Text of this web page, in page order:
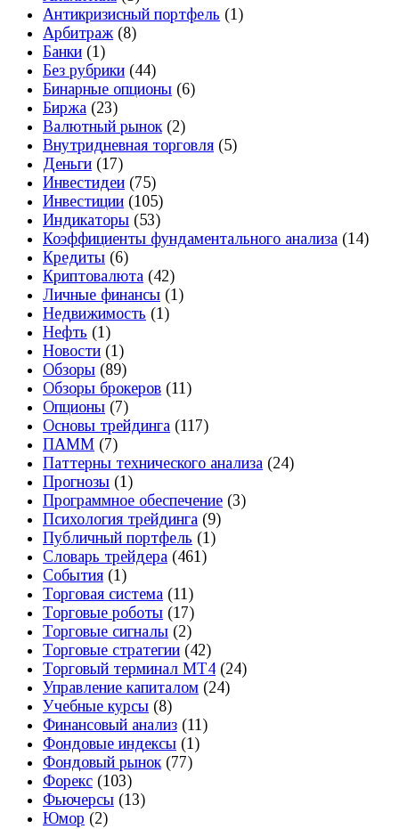
Антикризисный портфель (1)
Арбитраж (8)
Банки (1)
Без рубрики (44)
Бинарные опционы (6)
Биржа (23)
Валютный рынок(2)
Внутридневная торговля (5)
Деньги (17)
Инвестидеи (75)
Инвестиции (105)
Индикаторы (53)
Коэффициенты фундаментального анализа (14)
Кредиты (6)
Криптовалюта (42)
Личные финансы (1)
Недвижимость (1)
Нефть (1)
Новости (1)
Обзоры (89)
Обзоры брокеров (11)
Опционы (7)
Основы трейдинга (117)
ПАММ (7)
Паттерны технического анализа (24)
Прогнозы (1)
Программное обеспечение (3)
Психология трейдинга (9)
Публичный портфель (1)
Словарь трейдера (461)
События (1)
Торговая система (11)
Торговые роботы (17)
Торговые сигналы (2)
Торговые стратегии (42)
Торговый терминал МТ4 (24)
Управление капиталом (24)
Учебные курсы (8)
Финансовый анализ (11)
Фондовые индексы (1)
Фондовый рынок(77)
Форекс (103)
Фьючерсы (13)
Юмор (2)